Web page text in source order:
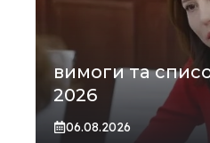
вимоги та
2026
06.08.2026